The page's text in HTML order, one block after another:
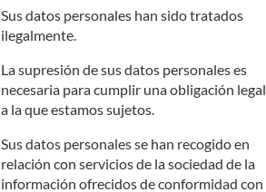
Sus datos personales han sido tratados
ilegalmente.
La supresión de sus datos personales es
necesaria para cumplir una obligación legal
a la que estamos sujetos.
Sus datos personales se han recogido en
relación con servicios de la sociedad de la
información ofrecidos de conformidad con